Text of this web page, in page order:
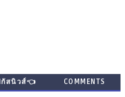
สนิวส์👈 COMMENTS